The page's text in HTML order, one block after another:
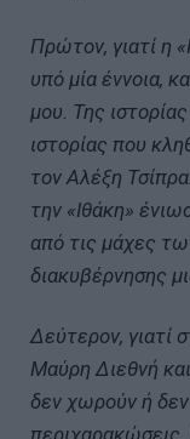
Πρώτον, γιατί η
υπό μία έννοια,
μου. Της
ιστορίας που
τον Αλέξη
την «Ιθάκη»
από τις μάχες
διακυβέρνησης
Δεύτερον, γιατί
Μαύρη Διεθνή
δεν χωρούν ή